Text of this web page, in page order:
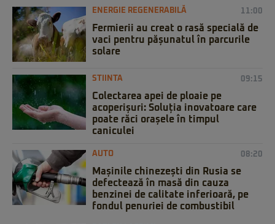
ENERGIE REGENERABILĂ 11:00
Fermierii au creat o rasă specială de
vaci pentru pășunatul în parcurile
solare
STIINTA 09:15
Colectarea apei de ploaie pe
acoperișuri: Soluția inovatoare care
poate răci orașele în timpul
caniculei
AUTO 08:20
Mașinile chinezești din Rusia se
defectează în masă din cauza
benzinei de calitate inferioară, pe
fondul penuriei de combustibil